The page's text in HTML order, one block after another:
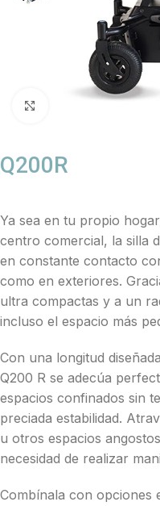
Q200R
Ya sea en tu propio
centro comercial, la silla
en constante contacto
como en exteriores.
ultra compactas y a un
incluso el espacio más
Con una longitud
Q200 R se adecúa
espacios confinados sin
preciada estabilidad.
u otros espacios
necesidad de realizar
Combínala con opciones